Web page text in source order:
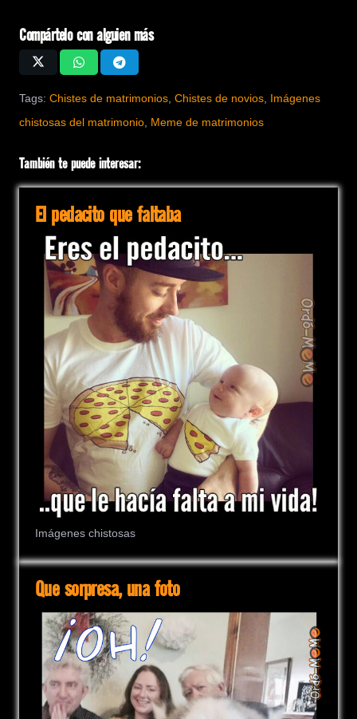
Compártelo con alguien más
Tags: Chistes de matrimonios Chistes de novios Imágenes
chistosas del matrimonio Meme de matrimonios
También te puede interesar:
El pedacito que faltaba
Imágenes chistosas
Que sorpresa, una foto